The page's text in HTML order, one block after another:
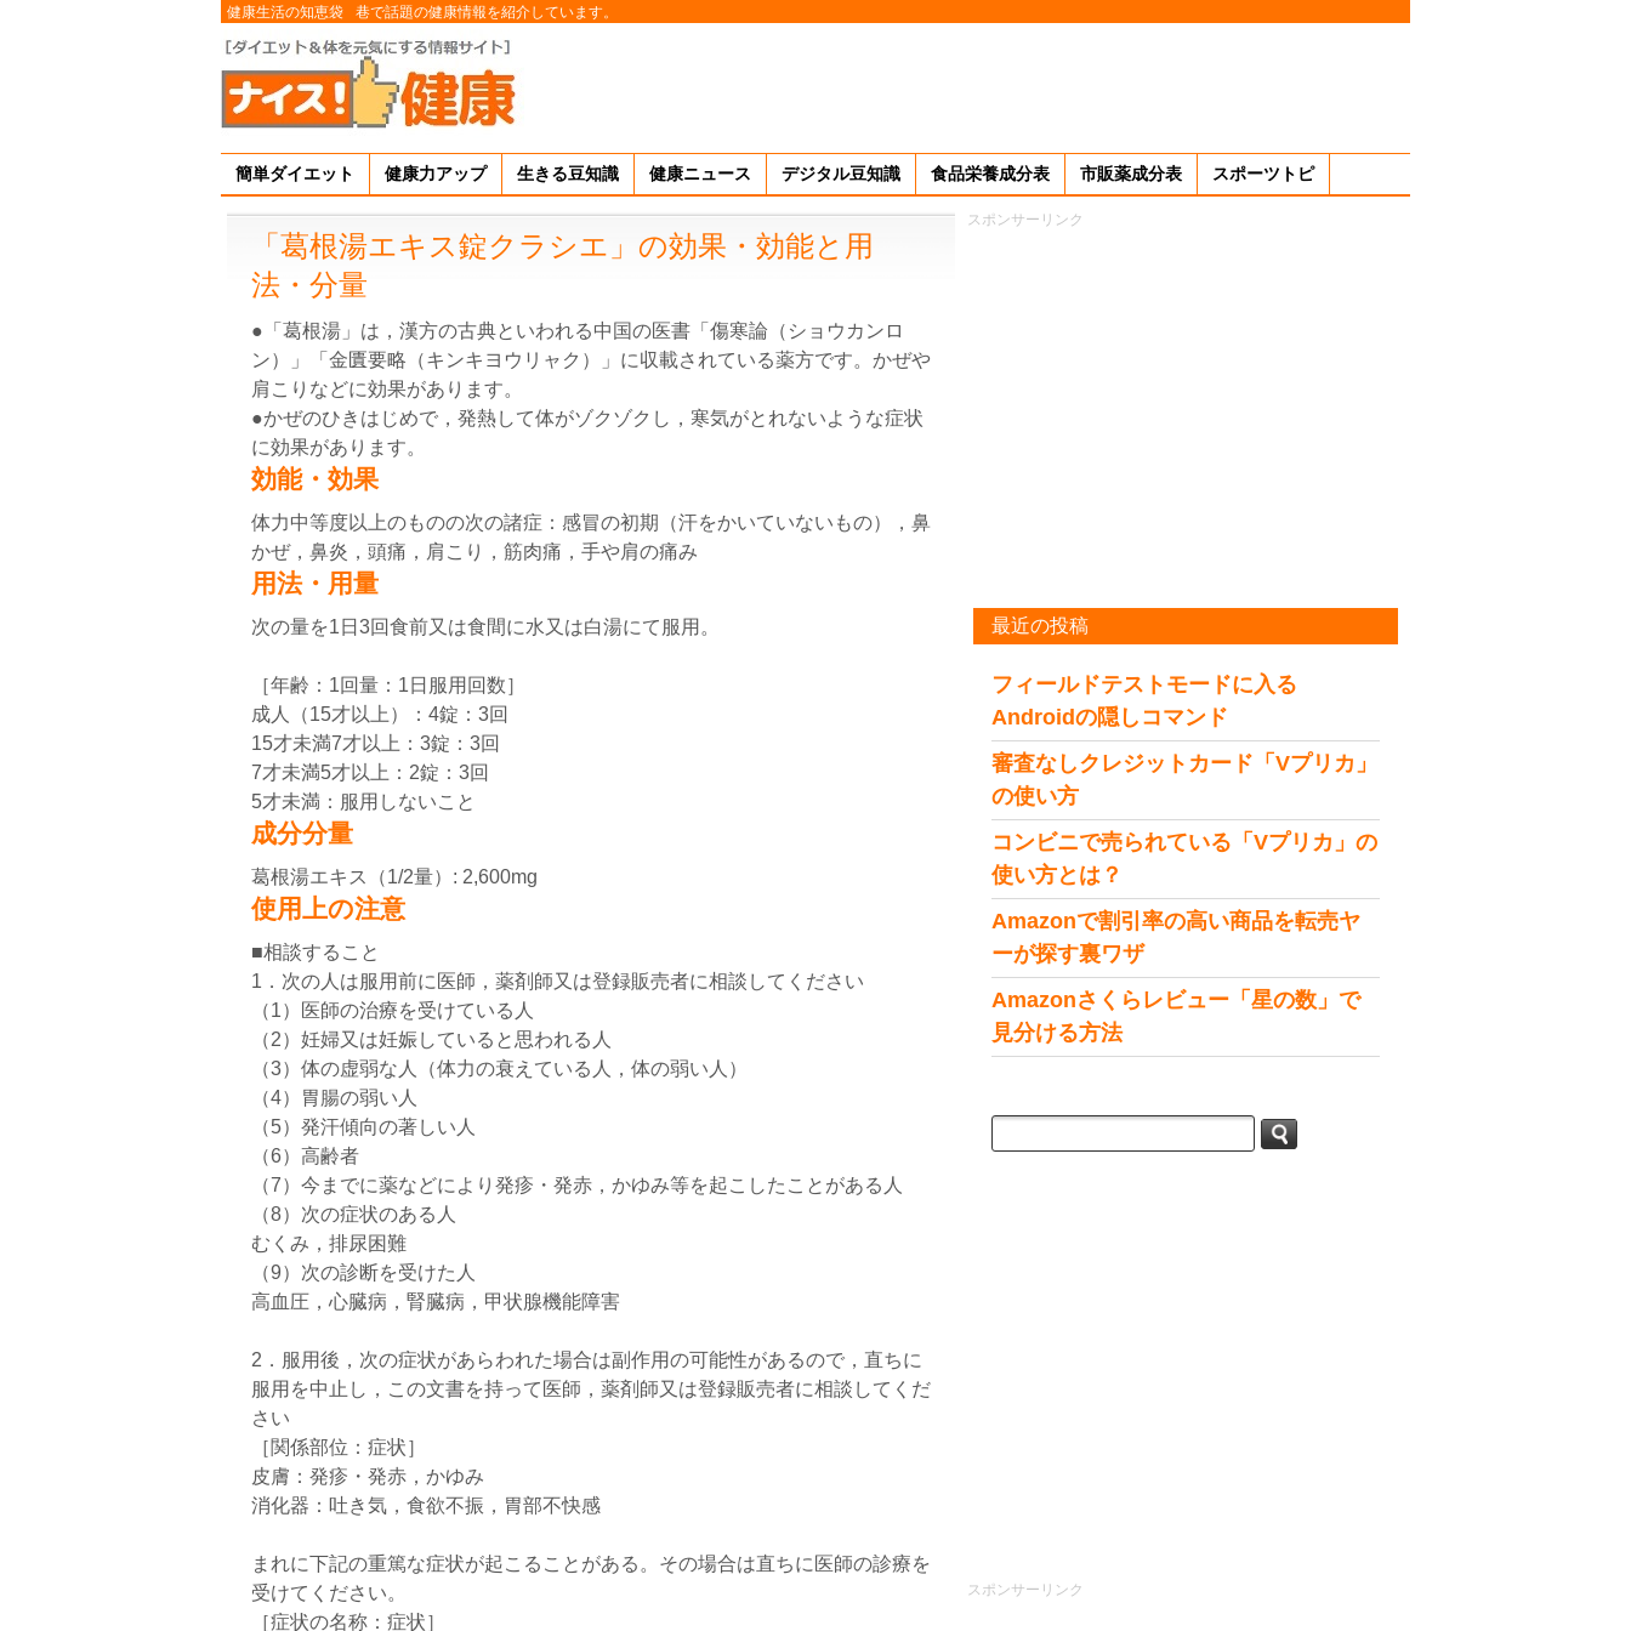
健康生活の知恵袋 巷で話題の健康情報を紹介しています。
簡単ダイエット 健康力アップ 生きる豆知識 健康ニュース デジタル豆知識 食品栄養成分表 市販薬成分表 スポーツトピ
「葛根湯エキス錠クラシエ」の効果・効能と用
法・分量
●「葛根湯」は，漢方の古典といわれる中国の医書「傷寒論（ショウカンロ
ン）」「金匱要略（キンキヨウリャク）」に収載されている薬方です。かぜや
肩こりなどに効果があります。
●かぜのひきはじめで，発熱して体がゾクゾクし，寒気がとれないような症状
に効果があります。
効能・効果
体力中等度以上のものの次の諸症：感冒の初期（汗をかいていないもの），鼻
かぜ，鼻炎，頭痛，肩こり，筋肉痛，手や肩の痛み
用法・用量
次の量を1日3回食前又は食間に水又は白湯にて服用。
［年齢：1回量：1日服用回数］
成人（15才以上）：4錠：3回
15才未満7才以上：3錠：3回
7才未満5才以上：2錠：3回
5才未満：服用しないこと
成分分量
葛根湯エキス（1/2量）: 2,600mg
使用上の注意
■相談すること
1．次の人は服用前に医師，薬剤師又は登録販売者に相談してください
（1）医師の治療を受けている人
（2）妊婦又は妊娠していると思われる人
（3）体の虚弱な人（体力の衰えている人，体の弱い人）
（4）胃腸の弱い人
（5）発汗傾向の著しい人
（6）高齢者
（7）今までに薬などにより発疹・発赤，かゆみ等を起こしたことがある人
（8）次の症状のある人
むくみ，排尿困難
（9）次の診断を受けた人
高血圧，心臓病，腎臓病，甲状腺機能障害
2．服用後，次の症状があらわれた場合は副作用の可能性があるので，直ちに
服用を中止し，この文書を持って医師，薬剤師又は登録販売者に相談してくだ
さい
［関係部位：症状］
皮膚：発疹・発赤，かゆみ
消化器：吐き気，食欲不振，胃部不快感
まれに下記の重篤な症状が起こることがある。その場合は直ちに医師の診療を
受けてください。
［症状の名称：症状］
スポンサーリンク
最近の投稿
フィールドテストモードに入る
Androidの隠しコマンド
審査なしクレジットカード「Vプリカ」
の使い方
コンビニで売られている「Vプリカ」の
使い方とは？
Amazonで割引率の高い商品を転売ヤ
ーが探す裏ワザ
Amazonさくらレビュー「星の数」で
見分ける方法
スポンサーリンク